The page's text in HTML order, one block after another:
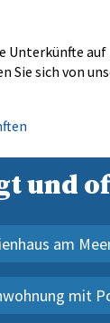
Unterkünfte
Sie sich von
und
am
mit